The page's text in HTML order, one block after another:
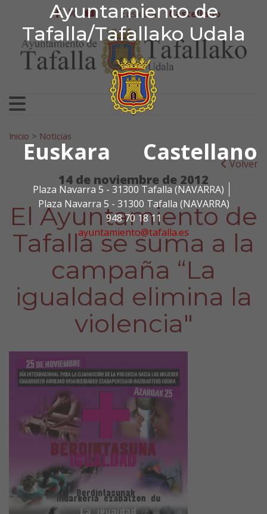
Ayuntamiento de
Tafalla/Tafallako Udala
Euskara Castellano
Plaza Navarra 5 - 31300 Tafalla (NAVARRA)
Plaza Navarra 5 - 31300 Tafalla (NAVARRA)
948 70 18 11
ayuntamiento@tafalla.es
Ir al contenido
Ayuntamiento de
facebook
twitter
youtube
Euskera Castellano
Search for:
Inicio > Noticias
Volver
14 de noviembre de 2012
El Ayuntamiento de
Tafalla se suma a la
campaña “La
igualdad elimina la
violencia"